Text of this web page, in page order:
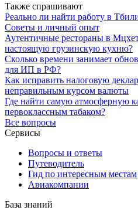
Также спрашивают
Реально ли найти работу в
Советы и личный опыт
Аутентичные рестораны в
настоящую грузинскую кухню?
Сколько времени занимает
для ИП в РФ?
Как исправить налоговую
неправильным курсом валюты
Где найти самую атмосферную
первоклассным табаком?
Все вопросы
Сервисы
Вопросы и ответы
Путеводитель
Гид по интересным местам
Авиакомпании
База знаний